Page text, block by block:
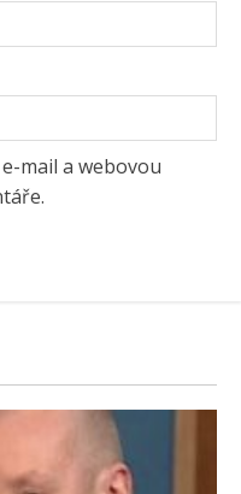
mail a webovou